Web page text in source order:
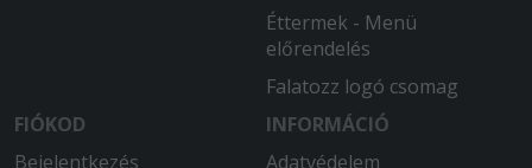
Éttermek - Menü
előrendelés
Falatozz logó csomag
FIÓKOD
Bejelentkezés
INFORMÁCIÓ
Adatvédelem